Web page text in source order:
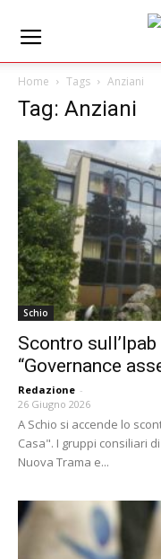
Home Tags Anziani
Tag: Anziani
Schio
Scontro
“Governance
Redazione -
26 Giugno 2026
A Schio si accende lo
Casa". I gruppi consiliari
Nuova Trama e...